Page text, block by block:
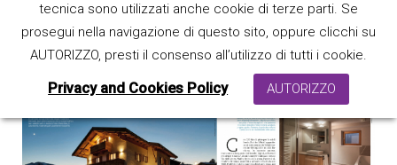
28 February 2022
tecnica sono utilizzati anche cookie di terze parti. Se
prosegui nella navigazione di questo sito, oppure clicchi su
AUTORIZZO, presti il consenso all’utilizzo di tutti i cookie.
Privacy and Cookies Policy AUTORIZZO